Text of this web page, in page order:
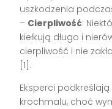
uszkodzenia
– Cierpliwość:
kiełkują długo i
cierpliwość i nie
[1].
Eksperci
krochmalu, choć